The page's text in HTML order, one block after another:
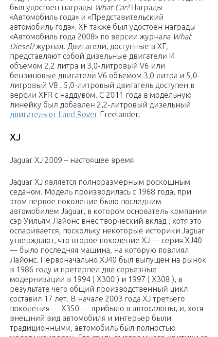
был удостоен награды What Car?Награды
«Автомобиль года» и «Представительский
автомобиль года». XF также был удостоен награды
«Автомобиль года 2008» по версии журнала What
Diesel?журнал. Двигатели, доступные в XF,
представляют собой дизельные двигатели I4
объемом 2,2 литра и 3,0-литровый V6 или
бензиновые двигатели V6 объемом 3,0 литра и 5,0-
литровый V8 . 5,0-литровый двигатель доступен в
версии XFR с наддувом. С 2011 года в модельную
линейку был добавлен 2,2-литровый дизельный
двигатель от Land Rover Freelander.
XJ
Jaguar XJ 2009 – настоящее время
Jaguar XJ является полноразмерным роскошным
седаном. Модель производилась с 1968 года, при
этом первое поколение было последним
автомобилем Jaguar, в котором основатель компании
сэр Уильям Лайонс внес творческий вклад , хотя это
оспаривается, поскольку некоторые историки Jaguar
утверждают, что второе поколение XJ — серия XJ40
— было последняя машина, на которую повлиял
Лайонс. Первоначально XJ40 был выпущен на рынок
в 1986 году и претерпел две серьезные
модернизации в 1994 ( X300 ) и 1997 ( X308 ), в
результате чего общий производственный цикл
составил 17 лет. В начале 2003 года XJ третьего
поколения — X350 — прибыло в автосалоны, и, хотя
внешний вид автомобиля и интерьер были
традиционными, автомобиль был полностью